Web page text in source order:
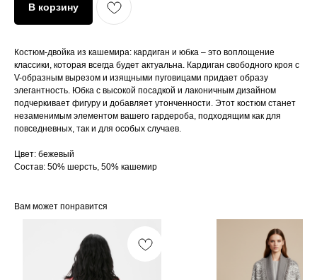
В корзину
Костюм-двойка из кашемира: кардиган и юбка – это воплощение
классики, которая всегда будет актуальна. Кардиган свободного кроя с
V-образным вырезом и изящными пуговицами придает образу
элегантность. Юбка с высокой посадкой и лаконичным дизайном
подчеркивает фигуру и добавляет утонченности. Этот костюм станет
незаменимым элементом вашего гардероба, подходящим как для
повседневных, так и для особых случаев.
Цвет: бежевый
Состав: 50% шерсть, 50% кашемир
Вам может понравится